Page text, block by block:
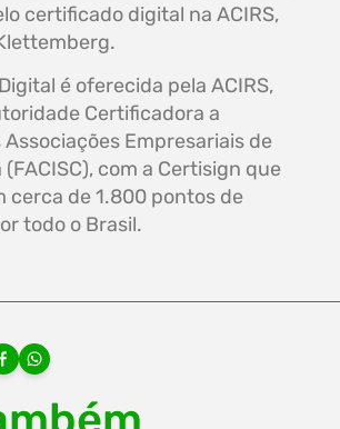
certificado digital na ACIRS,
é oferecida pela ACIRS,
Certificadora a
Empresariais de
com a Certisign que
cerca de 1.800 pontos de
todo o Brasil.